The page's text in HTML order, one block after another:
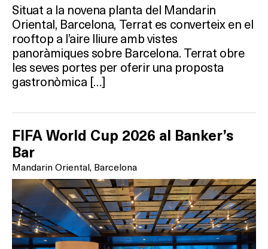
Situat a la novena planta del Mandarin
Oriental, Barcelona, Terrat es converteix en el
rooftop a l’aire lliure amb vistes
panoràmiques sobre Barcelona. Terrat obre
les seves portes per oferir una proposta
gastronòmica […]
FIFA World Cup 2026 al Banker’s
Bar
Mandarin Oriental, Barcelona